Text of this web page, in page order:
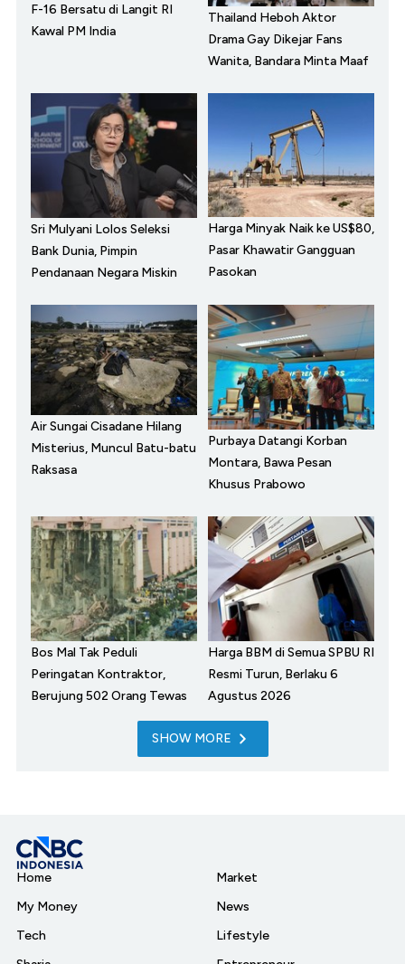
F-16 Bersatu di Langit RI
Kawal PM India
Thailand Heboh Aktor
Drama Gay Dikejar Fans
Wanita, Bandara Minta Maaf
Sri Mulyani Lolos Seleksi
Bank Dunia, Pimpin
Pendanaan Negara Miskin
Harga Minyak Naik ke US$80,
Pasar Khawatir Gangguan
Pasokan
Air Sungai Cisadane Hilang
Misterius, Muncul Batu-batu
Raksasa
Purbaya Datangi Korban
Montara, Bawa Pesan
Khusus Prabowo
Bos Mal Tak Peduli
Peringatan Kontraktor,
Berujung 502 Orang Tewas
Harga BBM di Semua SPBU RI
Resmi Turun, Berlaku 6
Agustus 2026
SHOW MORE
Home
My Money
Tech
Market
News
Lifestyle